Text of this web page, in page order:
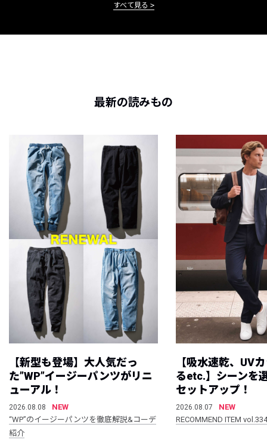
すべて見る
最新の読みもの
【新型も登場】大人気だっ
た”WP”イージーパンツがリニ
ューアル！
2026.08.08
NEW
“WP”のイージーパンツを徹底解説&コーデ
紹介
【吸水速乾、UV
るetc.】シーンを
セットアップ！
2026.08.07
NEW
RECOMMEND ITEM vol.334